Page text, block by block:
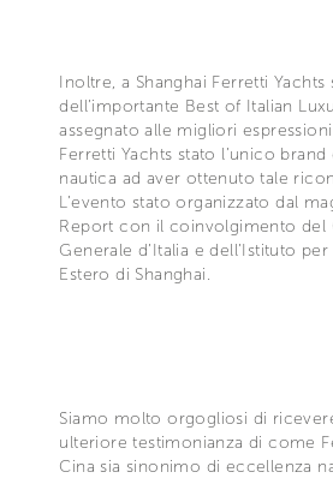
Inoltre, a Shanghai Ferretti Yachts
dell’importante Best of Italian
assegnato alle migliori
Ferretti Yachts stato l’unico brand
nautica ad aver ottenuto tale
L’evento stato organizzato dal
Report con il coinvolgimento del
Generale d’Italia e dell’Istituto
Estero di Shanghai.
Siamo molto orgogliosi di
ulteriore testimonianza di come
Cina sia sinonimo di eccellenza